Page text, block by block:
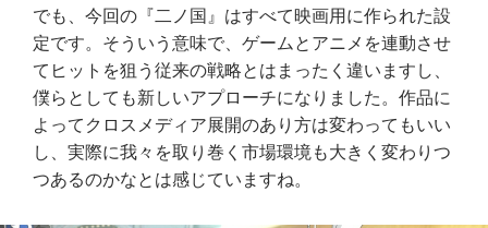
でも、今回の『二ノ国』はすべて映画用に作られた設
定です。そういう意味で、ゲームとアニメを連動させ
てヒットを狙う従来の戦略とはまったく違いますし、
僕らとしても新しいアプローチになりました。作品に
よってクロスメディア展開のあり方は変わってもいい
し、実際に我々を取り巻く市場環境も大きく変わりつ
つあるのかなとは感じていますね。